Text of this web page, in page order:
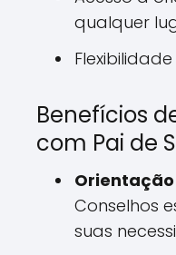
qualquer
Benefícios
com Pai de
Conselhos
suas